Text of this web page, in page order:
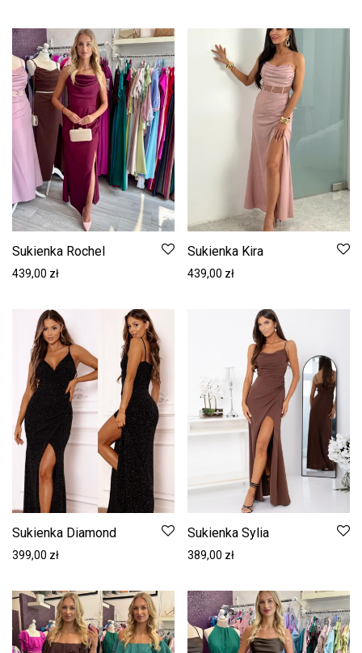
Sukienka Rochel
439,00 zł
Sukienka Kira
439,00 zł
Sukienka Diamond
399,00 zł
Sukienka Sylia
389,00 zł